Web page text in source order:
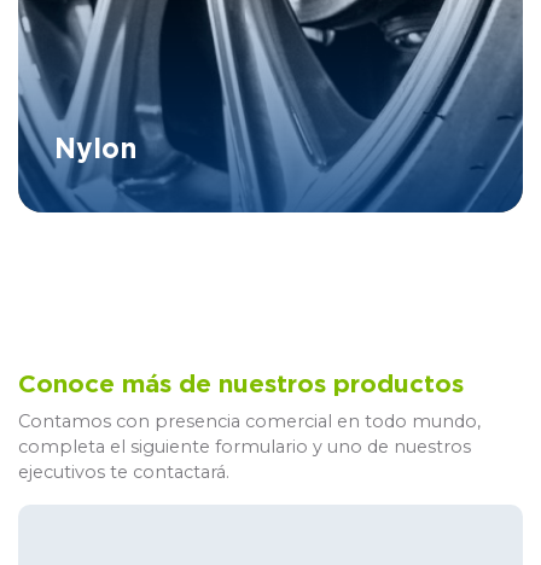
Nylon
Conoce más de nuestros productos
Contamos con presencia comercial en todo mundo,
completa el siguiente formulario y uno de nuestros
ejecutivos te contactará.